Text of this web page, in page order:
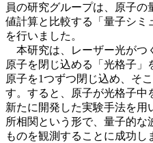
員の研究グループは、原子
値計算と比較する「量子シミ
を行いました。
本研究は、レーザー光がつ
原子を閉じ込める「光格子」
原子を1つずつ閉じ込め、そ
す。すると、原子が光格子中
新たに開発した実験手法を用
所相関という形で、量子的な
ものを観測することに成功し